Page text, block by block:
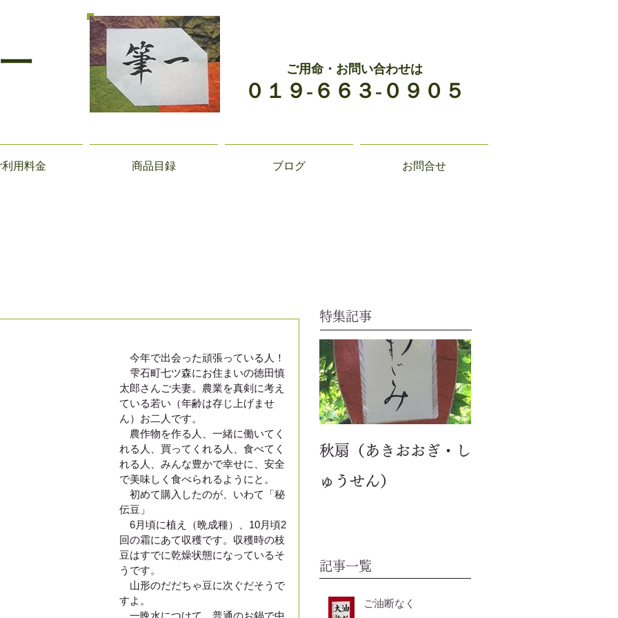
ご用命・お問い合わせは
０１９-６６３-０９０５
利用料金 商品目録 ブログ お問合せ
今年で出会った頑張っている人！
雫石町七ツ森にお住まいの徳田慎
太郎さんご夫妻。農業を真剣に考え
ている若い（年齢は存じ上げませ
ん）お二人です。
農作物を作る人、一緒に働いてく
れる人、買ってくれる人、食べてく
れる人、みんな豊かで幸せに、安全
で美味しく食べられるようにと。
初めて購入したのが、いわて「秘
伝豆」
6月頃に植え（晩成種）、10月頃2
回の霜にあて収穫です。収穫時の枝
豆はすでに乾燥状態になっているそ
うです。
山形のだだちゃ豆に次ぐだそうで
すよ。
一晩水につけて、普通のお鍋で中
特集記事
秋扇（あきおおぎ・し
ゅうせん）
記事一覧
ご油断なく